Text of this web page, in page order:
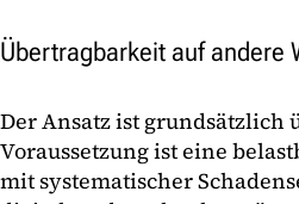
Übertragbarkeit auf andere
Der Ansatz ist grundsätzlich
Voraussetzung ist eine
mit systematischer